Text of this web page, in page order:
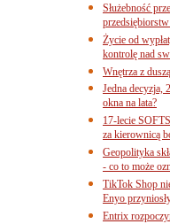
Służebność
Życie od
kontrolę nad
Wnętrza z
Jedna decyzja,
okna na lata?
17-lecie
za kierownicą
Geopolityka
- co to może
TikTok Shop
Enyo
Entrix